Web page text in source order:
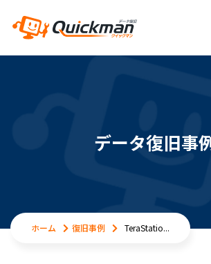
データ復旧事
ホーム 復旧事例 TeraStatio...